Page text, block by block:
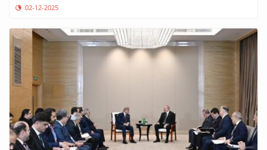
02-12-2025